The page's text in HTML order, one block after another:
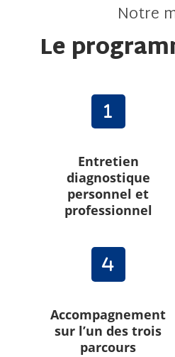
Notre
Le
Entretien
diagnostique
personnel et
professionnel
Accompagnement
sur l’un des trois
parcours